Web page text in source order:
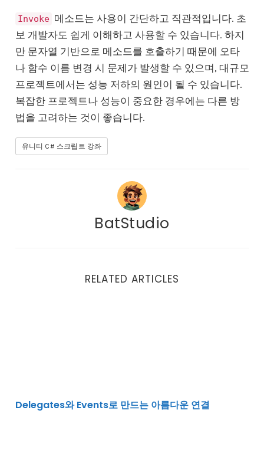
Invoke 메소드는 사용이 간단하고 직관적입니다. 초
보 개발자도 쉽게 이해하고 사용할 수 있습니다. 하지
만 문자열 기반으로 메소드를 호출하기 때문에 오타
나 함수 이름 변경 시 문제가 발생할 수 있으며, 대규모
프로젝트에서는 성능 저하의 원인이 될 수 있습니다.
복잡한 프로젝트나 성능이 중요한 경우에는 다른 방
법을 고려하는 것이 좋습니다.
유니티 C# 스크립트 강좌
BatStudio
RELATED ARTICLES
Delegates와 Events로 만드는 아름다운 연결